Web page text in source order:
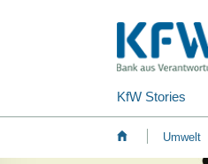
KfW Stories
Umwelt